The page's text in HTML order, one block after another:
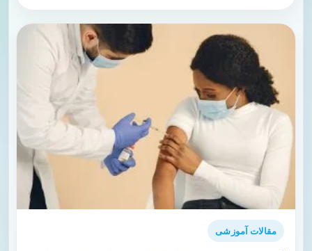
مقالات آموزشی